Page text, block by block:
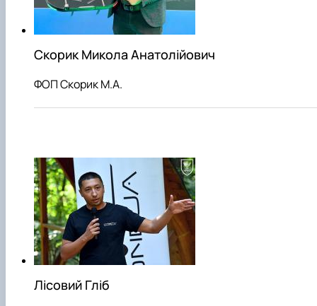
Скорик Микола Анатолійович
ФОП Скорик М.А.
Лісовий Гліб